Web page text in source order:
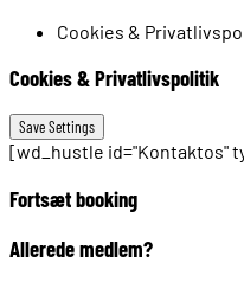
Cookies &
Cookies & Privatlivspolitik
[wd_hustle id="Kontaktos"
Fortsæt booking
Allerede medlem?